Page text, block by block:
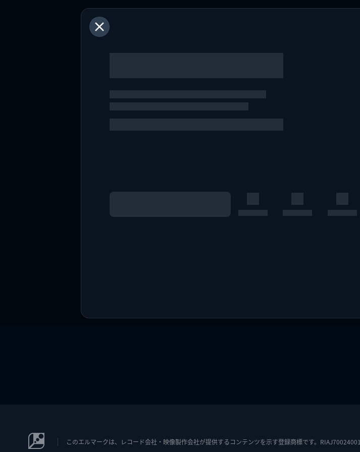
このエルマークは、レコード会社・映像製作会社が提供するコンテンツを示す登録商標です。RIAJ70024001